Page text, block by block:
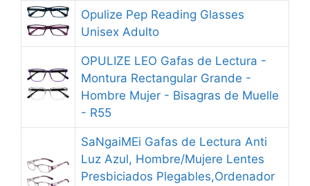
Opulize Pep Reading Glasses
Unisex Adulto
OPULIZE LEO Gafas de Lectura -
Montura Rectangular Grande -
Hombre Mujer - Bisagras de Muelle
- R55
SaNgaiMEi Gafas de Lectura Anti
Luz Azul, Hombre/Mujere Lentes
Presbiciados Plegables,Ordenador